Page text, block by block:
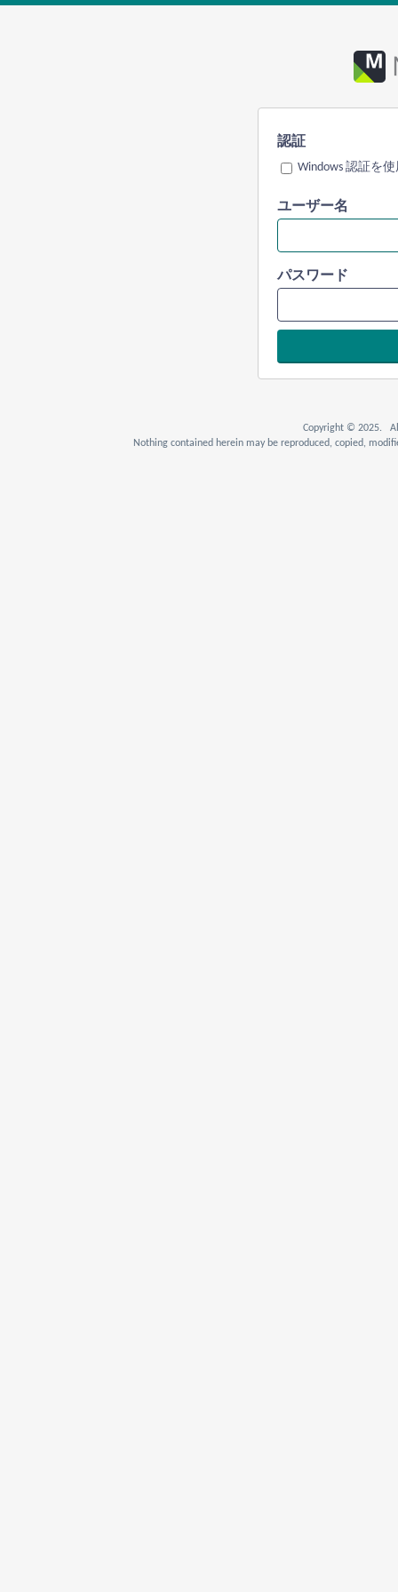
認証
Windows 認証を
ユーザー名
パスワード
Copyright © 2025. All
Nothing contained herein may be reproduced, copied,